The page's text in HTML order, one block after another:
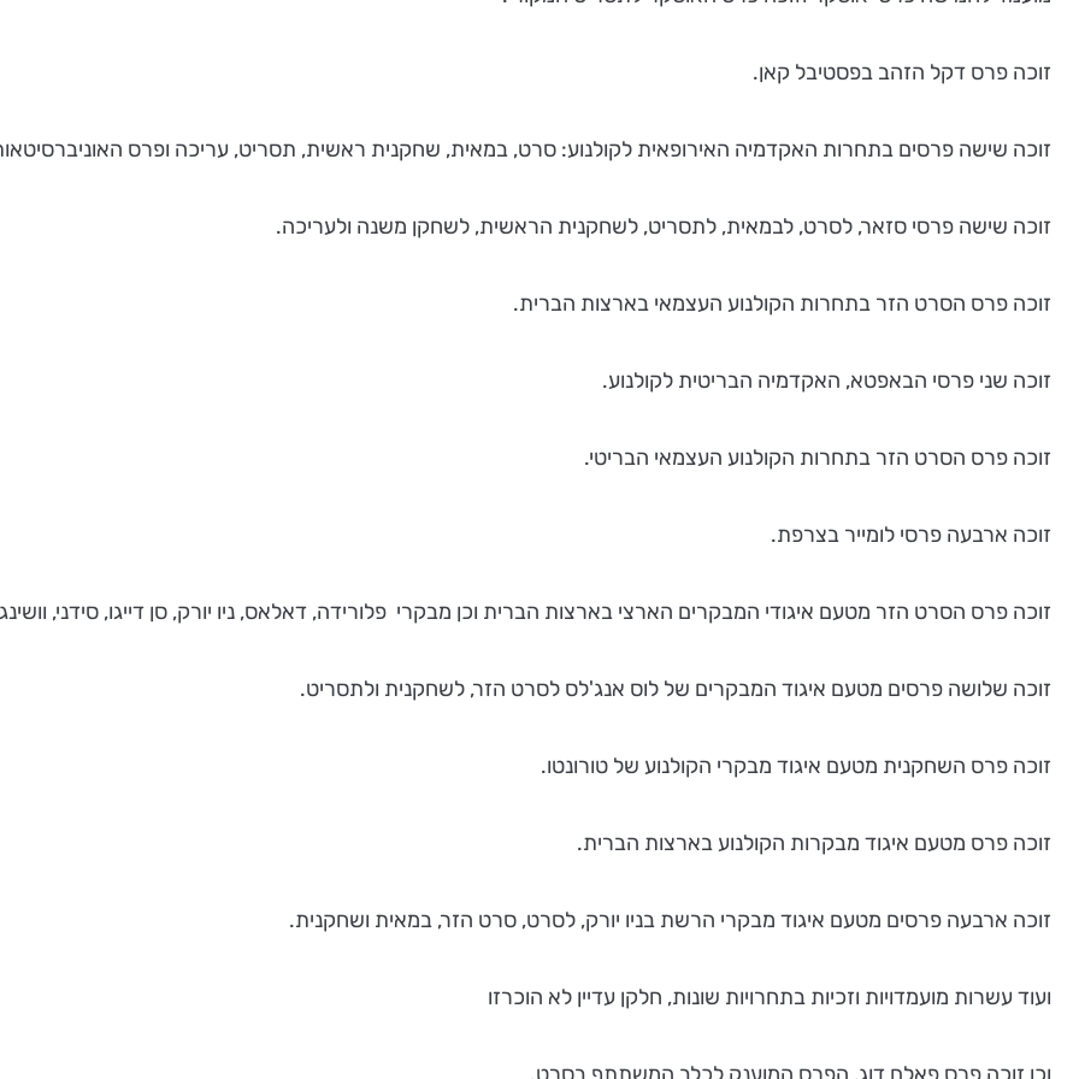
זוכה פרס דקל הזהב בפסטיבל קאן.
זוכה שישה פרסים בתחרות האקדמיה האירופאית לקולנוע: סרט, במאית, שחקנית ראשית, תסריט, עריכה ופרס
זוכה שישה פרסי סזאר, לסרט, לבמאית, לתסריט, לשחקנית הראשית, לשחקן משנה ולעריכה.
זוכה פרס הסרט הזר בתחרות הקולנוע העצמאי בארצות הברית.
זוכה שני פרסי הבאפטא, האקדמיה הבריטית לקולנוע.
זוכה פרס הסרט הזר בתחרות הקולנוע העצמאי הבריטי.
זוכה ארבעה פרסי לומייר בצרפת.
זוכה פרס הסרט הזר מטעם איגודי המבקרים הארצי בארצות הברית וכן מבקרי פלורידה, דאלאס, ניו יורק, סן דייגו, סידני,
זוכה שלושה פרסים מטעם איגוד המבקרים של לוס אנג'לס לסרט הזר, לשחקנית ולתסריט.
זוכה פרס השחקנית מטעם איגוד מבקרי הקולנוע של טורונטו.
זוכה פרס מטעם איגוד מבקרות הקולנוע בארצות הברית.
זוכה ארבעה פרסים מטעם איגוד מבקרי הרשת בניו יורק, לסרט, סרט הזר, במאית ושחקנית.
ועוד עשרות מועמדויות וזכיות בתחרויות שונות, חלקן עדיין לא הוכרזו